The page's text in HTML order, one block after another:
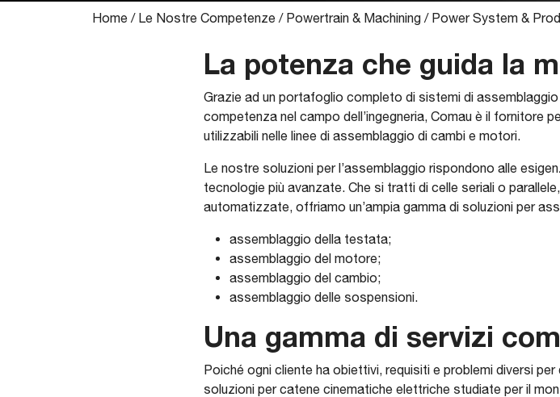
Home / Le Nostre Competenze / Powertrain & Machining / Power System &
La potenza che guida la
Grazie ad un portafoglio completo di sistemi di
competenza nel campo dell’ingegneria, Comau è il fornitore
utilizzabili nelle linee di assemblaggio di cambi e motori.
Le nostre soluzioni per l’assemblaggio rispondono alle
tecnologie più avanzate. Che si tratti di celle seriali o
automatizzate, offriamo un’ampia gamma di soluzioni per
assemblaggio della testata;
assemblaggio del motore;
assemblaggio del cambio;
assemblaggio delle sospensioni.
Una gamma di servizi
Poiché ogni cliente ha obiettivi, requisiti e problemi diversi
soluzioni per catene cinematiche elettriche studiate per il